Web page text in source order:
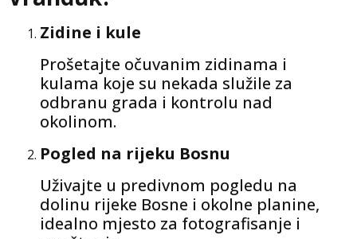
Zidine i kule
Prošetajte očuvanim zidinama i
kulama koje su nekada služile za
odbranu grada i kontrolu nad
okolinom.
Pogled na rijeku Bosnu
Uživajte u predivnom pogledu na
dolinu rijeke Bosne i okolne planine,
idealno mjesto za fotografisanje i